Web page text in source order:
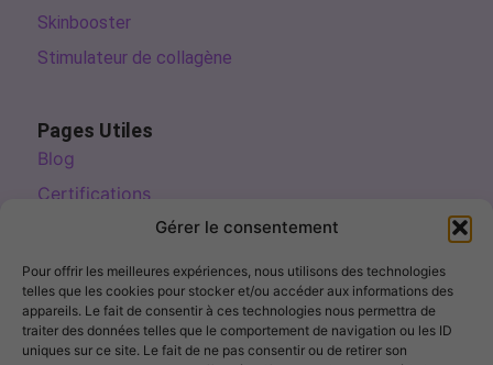
Gérer le consentement
Pour offrir les meilleures expériences, nous utilisons des technologies
telles que les cookies pour stocker et/ou accéder aux informations des
appareils. Le fait de consentir à ces technologies nous permettra de
traiter des données telles que le comportement de navigation ou les ID
uniques sur ce site. Le fait de ne pas consentir ou de retirer son
Skinbooster
Stimulateur de collagène
Pages Utiles
Blog
Certifications
Commandes et paiements
Livraisons et retours
Questions fréquentes (FAQ)
Suivre ma commande